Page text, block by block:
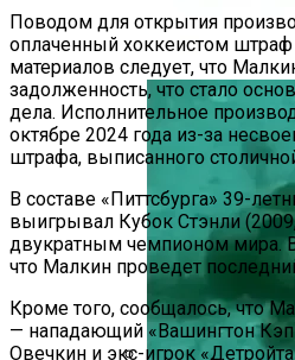
В Ряде Стран
Работе
Поводом для открытия
оплаченный хоккеистом
материалов следует, что
задолженность, что стало
дела. Исполнительное
октябре 2024 года из-за
штрафа, выписанного
В составе «Питтсбурга» 39-
выигрывал Кубок Стэнли
двукратным чемпионом мира.
что Малкин проведет
Кроме того, сообщалось, что
— нападающий «Вашингтон
Овечкин и экс-игрок